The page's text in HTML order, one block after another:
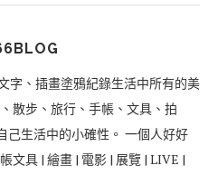
字、插畫塗鴉紀錄生活中所有的美
散步、旅行、手帳、文具、拍
己生活中的小確性。 一個人好好
文具 | 繪畫 | 電影 | 展覽 | LIVE |